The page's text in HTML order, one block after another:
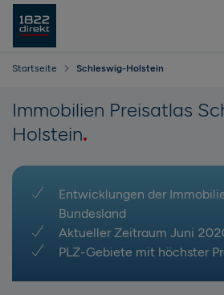
Startseite Schleswig-Holstein
Immobilien Preisatlas
Holstein
Entwicklungen der
Bundesland
Aktueller Zeitraum Juni
PLZ-Gebiete mit höchster